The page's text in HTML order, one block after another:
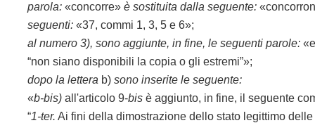
parola: «concorre»è sostituita dalla seguente:
seguenti: «37, commi 1, 3, 5 e 6»;
al numero 3), sono aggiunte, in fine, le seguenti parole:
“non siano disponibili la copia o gli estremi”»;
dopo la lettera b)sono inserite le seguente:
«b-bis) all'articolo 9-bis è aggiunto, in fine, il seguente
“1-ter. Ai fini della dimostrazione dello stato legittimo